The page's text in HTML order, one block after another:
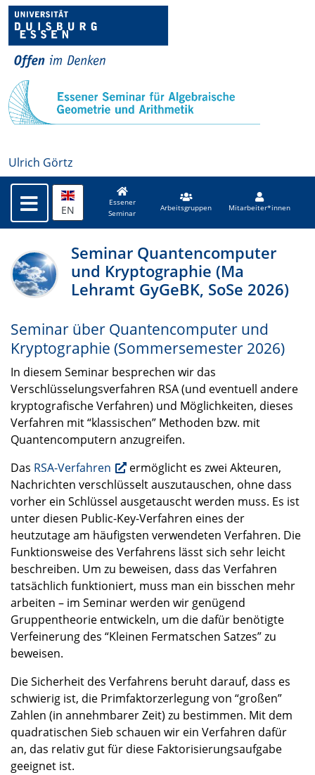
Ulrich Görtz
EN
Essener
Seminar
Arbeitsgruppen Mitarbeiter*innen
Seminar Quantencomputer
und Kryptographie (Ma
Lehramt GyGeBK, SoSe 2026)
Seminar über Quantencomputer und
Kryptographie (Sommersemester 2026)
In diesem Seminar besprechen wir das
Verschlüsselungsverfahren RSA(und eventuell andere
kryptografische Verfahren) und Möglichkeiten, dieses
Verfahren mit “klassischen” Methoden bzw. mit
Quantencomputern anzugreifen.
Das RSA-Verfahren
ermöglicht es zwei Akteuren,
Nachrichten verschlüsselt auszutauschen, ohne dass
vorher ein Schlüssel ausgetauscht werden muss. Es ist
unter diesen Public-Key-Verfahren eines der
heutzutage am häufigsten verwendeten Verfahren. Die
Funktionsweise des Verfahrens lässt sich sehr leicht
beschreiben. Um zu beweisen, dass das Verfahren
tatsächlich funktioniert, muss man ein bisschen mehr
arbeiten – im Seminar werden wir genügend
Gruppentheorie entwickeln, um die dafür benötigte
Verfeinerung des “Kleinen Fermatschen Satzes” zu
beweisen.
Die Sicherheit des Verfahrens beruht darauf, dass es
schwierig ist, die Primfaktorzerlegung von “großen”
Zahlen (in annehmbarer Zeit) zu bestimmen. Mit dem
quadratischen Sieb schauen wir ein Verfahren dafür
an, das relativ gut für diese Faktorisierungsaufgabe
geeignet ist.